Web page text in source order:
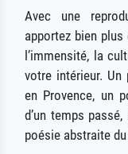
Avec une
apportez bien plus
l’immensité, la
votre intérieur. Un
en Provence, un
d’un temps
poésie abstraite